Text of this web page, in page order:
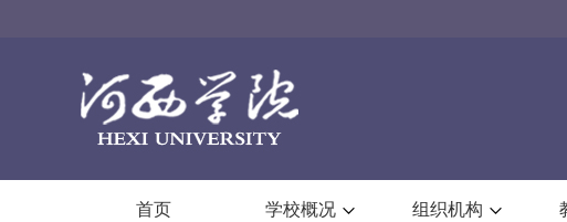
首页 学校概况 组织机构